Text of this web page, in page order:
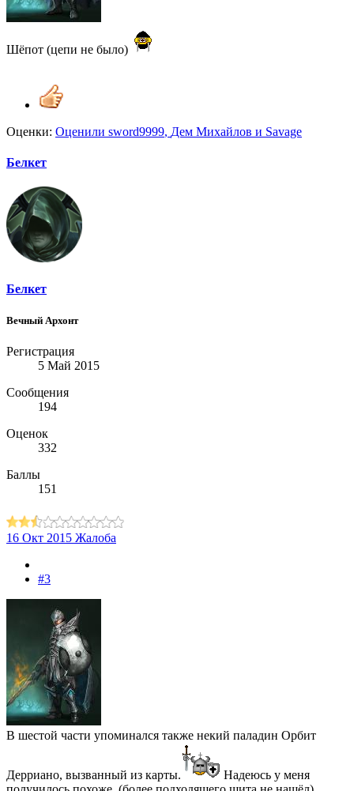
Шёпот (цепи не было)
Оценки: Оценили sword9999, Дем Михайлов и Savage
Белкет
Белкет
Вечный Архонт
Регистрация
5 Май 2015
Сообщения
194
Оценок
332
Баллы
151
16 Окт 2015 Жалоба
#3
В шестой части упоминался также некий паладин Орбит
Дерриано, вызванный из карты.
Надеюсь у меня